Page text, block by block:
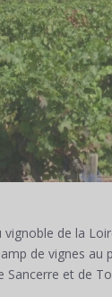
vignoble de la
de vignes au
Sancerre et de